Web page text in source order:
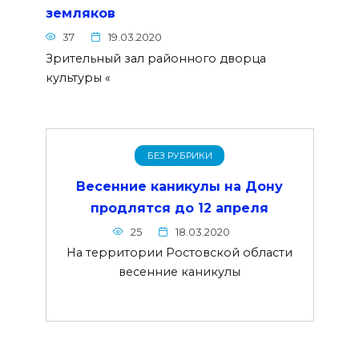
земляков
37 19.03.2020
Зрительный зал районного дворца
культуры «
БЕЗ РУБРИКИ
Весенние каникулы на Дону
продлятся до 12 апреля
25 18.03.2020
На территории Ростовской области
весенние каникулы